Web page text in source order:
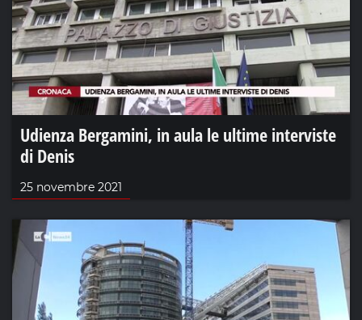
Udienza Bergamini, in aula le ultime interviste
di Denis
25 novembre 2021